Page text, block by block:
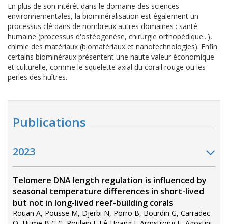
En plus de son intérêt dans le domaine des sciences
environnementales, la biominéralisation est également un
processus clé dans de nombreux autres domaines : santé
humaine (processus d'ostéogenèse, chirurgie orthopédique...),
chimie des matériaux (biomatériaux et nanotechnologies). Enfin
certains biominéraux présentent une haute valeur économique
et culturelle, comme le squelette axial du corail rouge ou les
perles des huîtres.
Publications
2023
Telomere DNA length regulation is influenced by
seasonal temperature differences in short-lived
but not in long-lived reef-building corals
Rouan A, Pousse M, Djerbi N, Porro B, Bourdin G, Carradec